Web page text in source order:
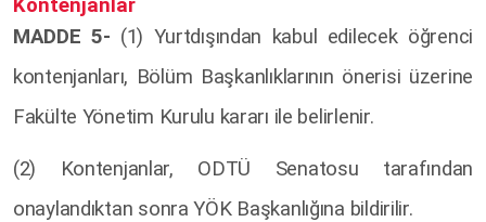
Kontenjanlar
MADDE 5- (1) Yurtdışından kabul edilecek öğrenci
kontenjanları, Bölüm Başkanlıklarının önerisi üzerine
Fakülte Yönetim Kurulu kararı ile belirlenir.
(2) Kontenjanlar, ODTÜ Senatosu tarafından
onaylandıktan sonra YÖK Başkanlığına bildirilir.